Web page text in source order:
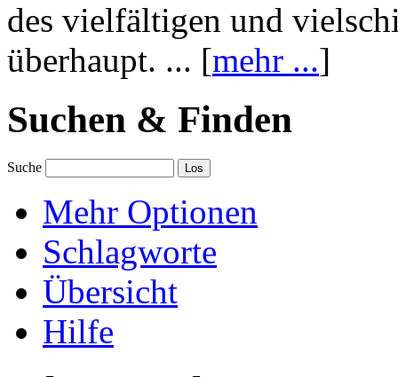
des vielfältigen und
überhaupt. ... [mehr ...]
Suchen & Finden
Suche
Mehr Optionen
Schlagworte
Übersicht
Hilfe